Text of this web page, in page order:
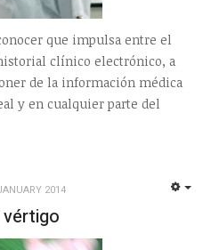
que impulsa entre el
clínico electrónico, a
de la información médica
y en cualquier parte del
2014